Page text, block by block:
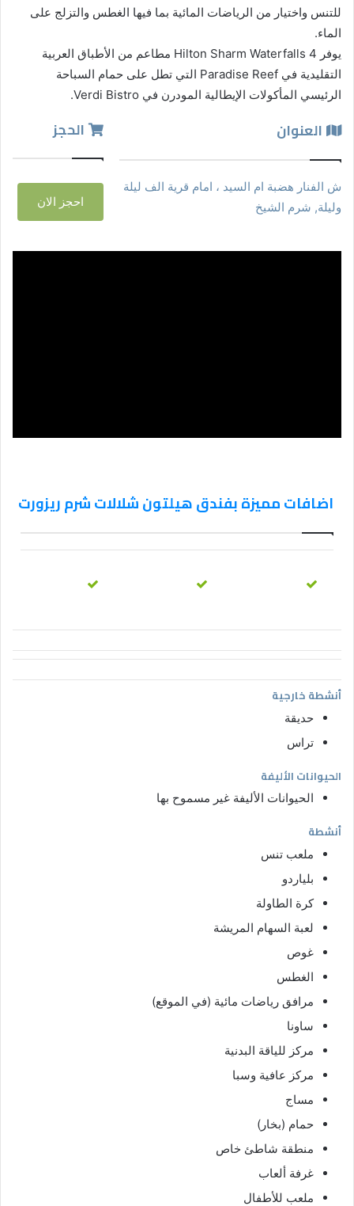
للتنس واختيار من الرياضات المائية بما فيها الغطس والتزلج على
الماء.
يوفر Hilton Sharm Waterfalls 4 مطاعم من الأطباق العربية
التقليدية في Paradise Reef التي تطل على حمام السباحة
الرئيسي المأكولات الإيطالية المودرن في Verdi Bistro.
العنوان
ش الفنار هضبة ام السيد ، امام قرية الف ليلة
وليلة, شرم الشيخ
الحجز
احجز الان
اضافات مميزة بفندق هيلتون شلالات شرم ريزورت
أنشطة خارجية
حديقة
تراس
الحيوانات الأليفة
الحيوانات الأليفة غير مسموح بها
أنشطة
ملعب تنس
بلياردو
كرة الطاولة
لعبة السهام المريشة
غوص
الغطس
مرافق رياضات مائية (في الموقع)
ساونا
مركز للياقة البدنية
مركز عافية وسبا
مساج
حمام (بخار)
منطقة شاطئ خاص
غرفة ألعاب
ملعب للأطفال